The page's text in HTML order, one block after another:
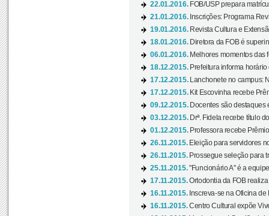
22.01.2016. FOB/USP prepara
21.01.2016. Inscrições: Programa
19.01.2016. Revista Cultura e
18.01.2016. Diretora da FOB é
06.01.2016. Melhores momentos das
18.12.2015. Prefeitura informa
17.12.2015.
Lanchonete no campus:
17.12.2015. Kit Escovinha recebe
09.12.2015. Docentes são destaques
03.12.2015. Drª. Fidela recebe título
01.12.2015. Professora recebe
26.11.2015. Eleição para servidores
26.11.2015. Prossegue seleção para
25.11.2015."Funcionário A" é a
17.11.2015.Ortodontia da FOB
16.11.2015. Inscreva-se na Oficina
16.11.2015.Centro Cultural expõe